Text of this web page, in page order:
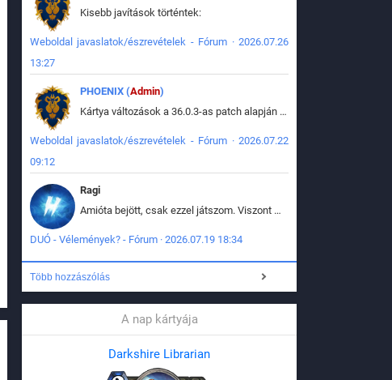
Kisebb javítások történtek:
Weboldal javaslatok/észrevételek - Fórum · 2026.07.26
13:27
PHOENIX (Admin)
Kártya változások a 36.0.3-as patch alapján frissítve az adatbázisban (képek is cserélve).
Weboldal javaslatok/észrevételek - Fórum · 2026.07.22
09:12
Ragi
Amióta bejött, csak ezzel játszom. Viszont mint minden más - akár az alapjáték is, ez is baromira összetett lett. Néha már pár kör után is esélytelen az egész. Vagy irreállisan túltápol valaki, vagy lelép a partner, vagy csak hülye mint a segg. És amikor eljönne az én időm, na akkor jön el mindenki másé is. Engem jobban érdekelne, hogy ki milyen ratingen szokott játszani. Na ez lenne egy érdekes adat.
DUÓ - Vélemények? - Fórum · 2026.07.19 18:34
Több hozzászólás
A nap kártyája
Darkshire Librarian